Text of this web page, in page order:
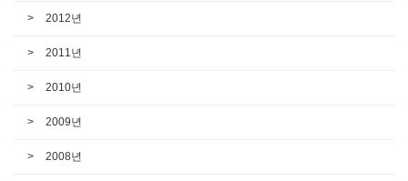
2012년
2011년
2010년
2009년
2008년